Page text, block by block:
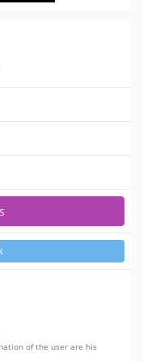
of the user are his